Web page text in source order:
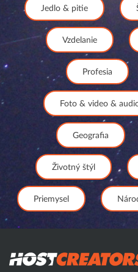
Jedlo & pitie
Vzdelanie
Profesia
Foto & video &
Geografia
Životný štýl
Priemysel